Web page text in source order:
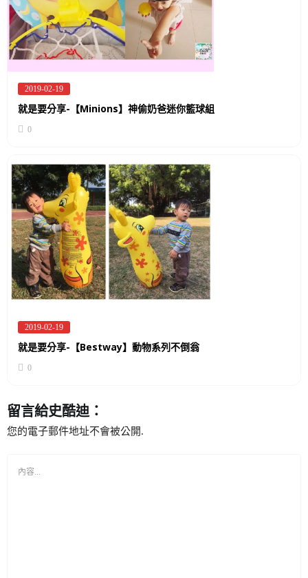
Posted
2019-02-19
就是要分享-【Minions】神偷奶爸迷你籃球組
0
Posted
2019-02-19
就是要分享-【Bestway】動物系列不倒翁
0
留言給史酷迪：
您的電子郵件地址不會被公開.